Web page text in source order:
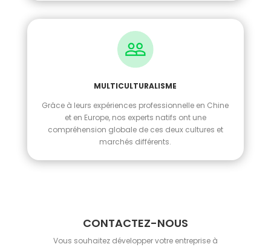
MULTICULTURALISME
Grâce à leurs expériences professionnelle en Chine
et en Europe, nos experts natifs ont une
compréhension globale de ces deux cultures et
marchés différents.
CONTACTEZ-NOUS
Vous souhaitez développer votre entreprise à